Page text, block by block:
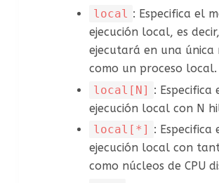
local : Especifica el
ejecución local, es
ejecutará en una única
como un proceso local.
local[N] : Especifica
ejecución local con N
local[*]
: Especifica
ejecución local con
como núcleos de CPU